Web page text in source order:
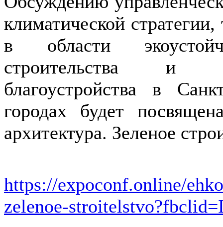
климатической
в области
строительства и
благоустройства в
городах будет
архитектура. Зеленое
https://expoconf.online/
zelenoe-